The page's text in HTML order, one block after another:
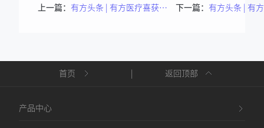
上一篇： 有方头条 | 有方医疗喜获两项目立项！ 下一篇：
首页 返回顶部
产品中心